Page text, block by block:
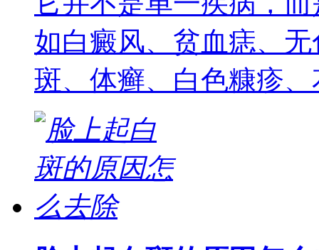
如白癜风、贫血痣、
斑、体癣、白色糠疹